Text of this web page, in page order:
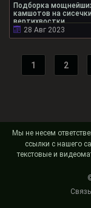
Подборка
камшотов на
вертихвостки
28 Авг 2023
1 2
Мы не несем
ссылки с нашего
текстовые и